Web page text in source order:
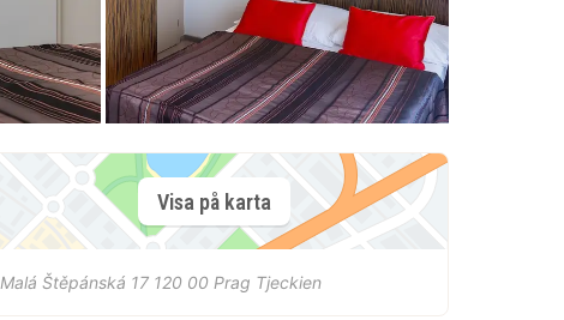
Visa på karta
Malá Štěpánská 17 120 00 Prag Tjeckien